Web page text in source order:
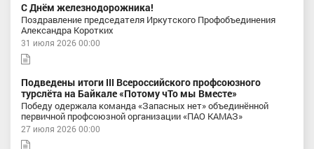
С Днём железнодорожника!
Поздравление председателя Иркутского Профобъединения
Александра Коротких
31 июля 2026 00:00
Подведены итоги III Всероссийского профсоюзного
турслёта на Байкале «Потому чТо мы Вместе»
Победу одержала команда «Запасных нет» объединённой
первичной профсоюзной организации «ПАО КАМАЗ»
27 июля 2026 00:00